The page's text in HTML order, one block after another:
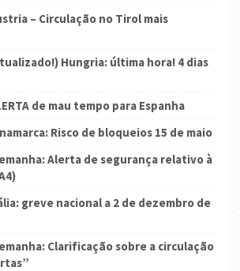
– Circulação no Tirol mais
Hungria: última hora! 4 dias
de mau tempo para Espanha
Risco de bloqueios 15 de maio
Alerta de segurança relativo à
greve nacional a 2 de dezembro de
Clarificação sobre a circulação